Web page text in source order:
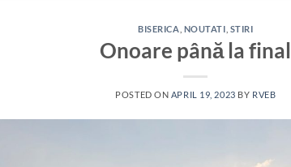
BISERICA NOUTATI STIRI
Onoare până la final
POSTED ON APRIL 19, 2023 BY RVEB